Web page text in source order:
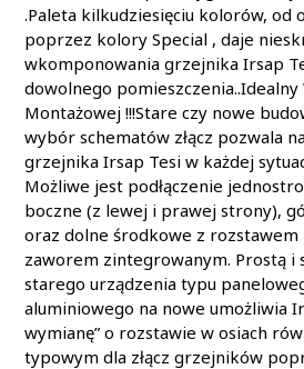
.Paleta kilkudziesięciu kolorów, od
poprzez kolory Special , daje
wkomponowania grzejnika Irsap
dowolnego pomieszczenia..Idealny
Montażowej !!!Stare czy nowe
wybór schematów złącz pozwala
grzejnika Irsap Tesi w każdej
Możliwe jest podłączenie
boczne (z lewej i prawej strony),
oraz dolne środkowe z rozstawem
zaworem zintegrowanym. Prostą i
starego urządzenia typu
aluminiowego na nowe umożliwia
wymianę” o rozstawie w osiach
typowym dla złącz grzejników